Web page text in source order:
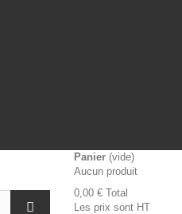
Panier (vide)
Aucun produit
0,00 € Total
Les prix sont HT